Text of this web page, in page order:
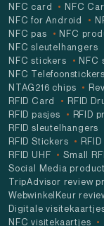
NFC card
NFC
NFC for Android
NFC pas
NFC
NFC sleutelhangers
NFC stickers
NFC
NFC Telefoonstickers
NTAG216 chips
RFID Card
RFID
RFID pasjes
RFID
RFID sleutelhangers
RFID Stickers
RFID UHF
Small
Social Media
TripAdvisor review
WebwinkelKeur
Digitale
NFC visitekaartjes